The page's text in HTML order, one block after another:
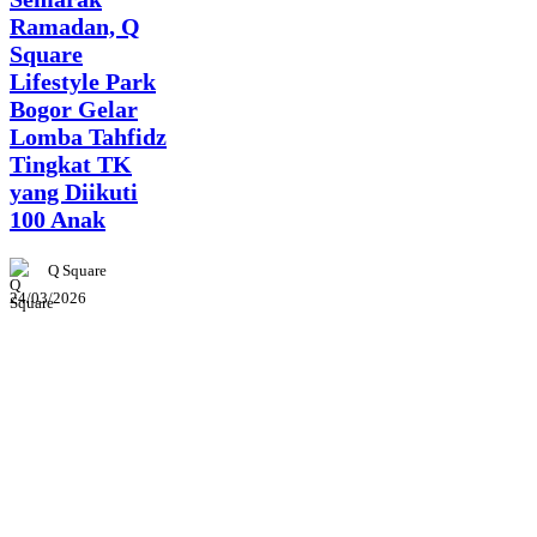
Ramadan, Q
Square
Lifestyle Park
Bogor Gelar
Lomba Tahfidz
Tingkat TK
yang Diikuti
100 Anak
Q Square
24/03/2026